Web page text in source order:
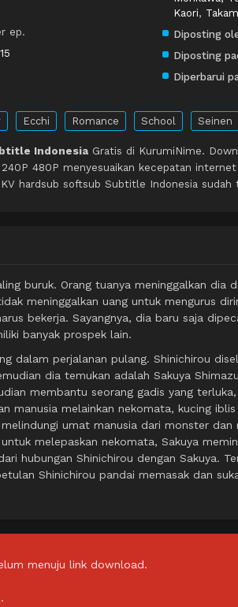
ep.
Kaori,
Diposting
Diposting
Diperbarui
Ecchi Romance School Seinen
Indonesia Gratis di KurumiNime.
480P menyesuaikan kecepatan
hardsub softsub Subtitle Indonesia sudah
buruk. Orang tuanya meninggalkan dia
meninggalkan uang untuk mengurus
bekerja. Sayangnya, dia baru saja
banyak prospek lain.
dalam perjalanan pulang. Shinichirou
dia temukan adalah Sakuya
membantu seorang gadis yang
manusia melainkan nekomata, kucing
umat manusia dari monster
melepaskan nekomata, Sakuya
hubungan Shinichirou dengan Sakuya.
Shinichirou pandai memasak dan
menuju link download.